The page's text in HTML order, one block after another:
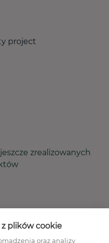
zrealizowanych
z plików cookie
oraz analizy